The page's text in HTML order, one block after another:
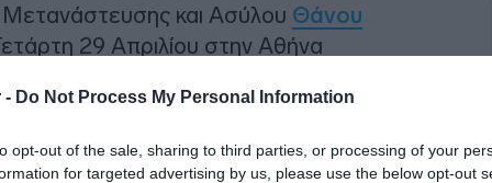
- Do Not Process My Personal Information
opt-out of the sale, sharing to third parties, or processing of your
for targeted advertising by us, please use the below opt-out
και Ασύλου Θάνου
29 Απριλίου στην Αθήνα
του Υπουργού Εσωτερικών της
Εσωτερικών της Τουρκίας